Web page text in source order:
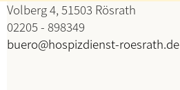
Volberg 4, 51503 Rösrath
02205 - 898349
buero@hospizdienst-roesrath.de